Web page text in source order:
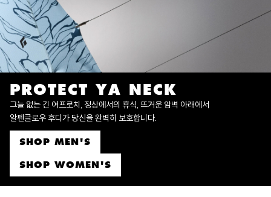
PROTECT YA NECK
그늘 없는 긴 어프로치, 정상에서의 휴식, 뜨거운 암벽 아래에서
알펜글로우 후디가 당신을 완벽히 보호합니다.
SHOP MEN'S
SHOP WOMEN'S